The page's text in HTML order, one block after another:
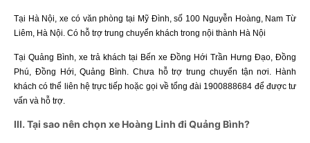
Tại Hà Nội, xe có văn phòng tại Mỹ Đình, số 100 Nguyễn Hoàng, Nam Từ
Liêm, Hà Nội. Có hỗ trợ trung chuyển khách trong nội thành Hà Nội
Tại Quảng Bình, xe trả khách tại Bến xe Đồng Hới Trần Hưng Đạo, Đồng
Phú, Đồng Hới, Quảng Bình. Chưa hỗ trợ trung chuyển tận nơi. Hành
khách có thể liên hệ trực tiếp hoặc gọi về tổng đài 1900888684 để được tư
vấn và hỗ trợ.
III. Tại sao nên chọn xe Hoàng Linh đi Quảng Bình?